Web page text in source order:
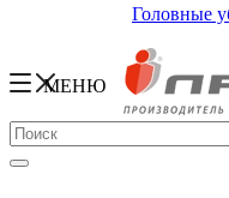
Головные
МЕНЮ